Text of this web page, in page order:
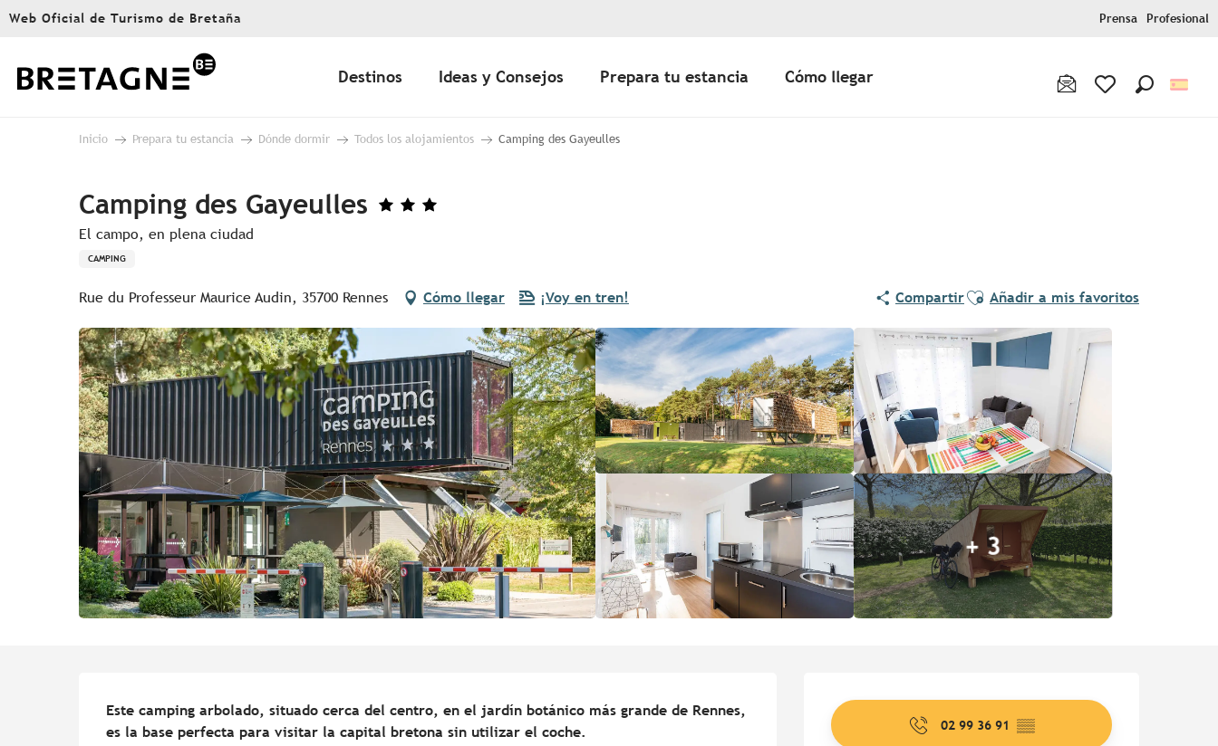
Aller
principal
Web Oficial de Turismo de Bretaña Prensa Profesional
Destinos Ideas y Consejos Prepara tu estancia Cómo llegar
Inicio Prepara tu estancia Dónde dormir Todos los alojamientos Camping des Gayeulles
Camping des Gayeulles
El campo, en plena ciudad
CAMPING
Rue du Professeur Maurice Audin, 35700 Rennes Cómo llegar ¡Voy en tren! CompartirAjouter aux favoris
Añadir a mis favoritos
+ 3
Horarios y datos de
02 99 36 91 ▒▒
Este camping arbolado, situado cerca del centro, en el jardín botánico más grande de Rennes,
es la base perfecta para visitar la capital bretona sin utilizar el coche.